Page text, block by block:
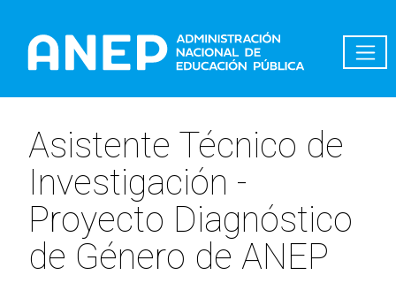
Asistente Técnico de
Investigación -
Proyecto Diagnóstico
de Género de ANEP